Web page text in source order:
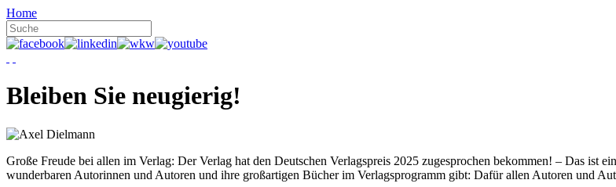
Home
Bleiben Sie neugierig!
Große Freude bei allen im Verlag: Der Verlag hat den Deutschen Verlagspreis 2025 zugesprochen bekommen! – Das ist
wunderbaren Autorinnen und Autoren und ihre großartigen Bücher im Verlagsprogramm gibt: Dafür allen Autoren und